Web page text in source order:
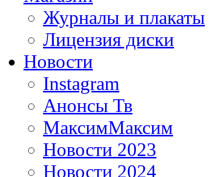
Журналы и плакаты
Лицензия диски
Новости
Instagram
Анонсы Тв
МаксимМаксим
Новости 2023
Новости 2024